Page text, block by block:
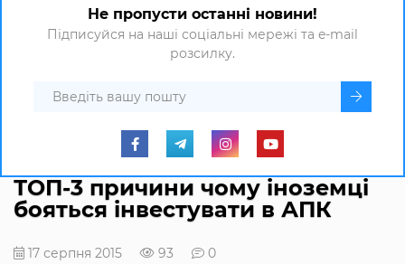
Не пропусти останні новини!
Підписуйся на наші соціальні мережі та e-mail
розсилку.
ТОП-3 причини чому іноземці
бояться інвестувати в АПК
17 серпня 2015 93 0